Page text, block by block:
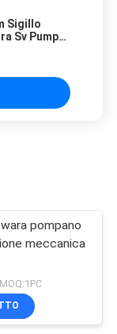
Sigillo
Sv Pump
pompano
meccanica